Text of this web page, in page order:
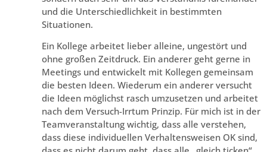
und die Unterschiedlichkeit in bestimmten
Situationen.
Ein Kollege arbeitet lieber alleine, ungestört und
ohne großen Zeitdruck. Ein anderer geht gerne in
Meetings und entwickelt mit Kollegen gemeinsam
die besten Ideen. Wiederum ein anderer versucht
die Ideen möglichst rasch umzusetzen und arbeitet
nach dem Versuch-Irrtum Prinzip. Für mich ist in der
Teamveranstaltung wichtig, dass alle verstehen,
dass diese individuellen Verhaltensweisen OK sind,